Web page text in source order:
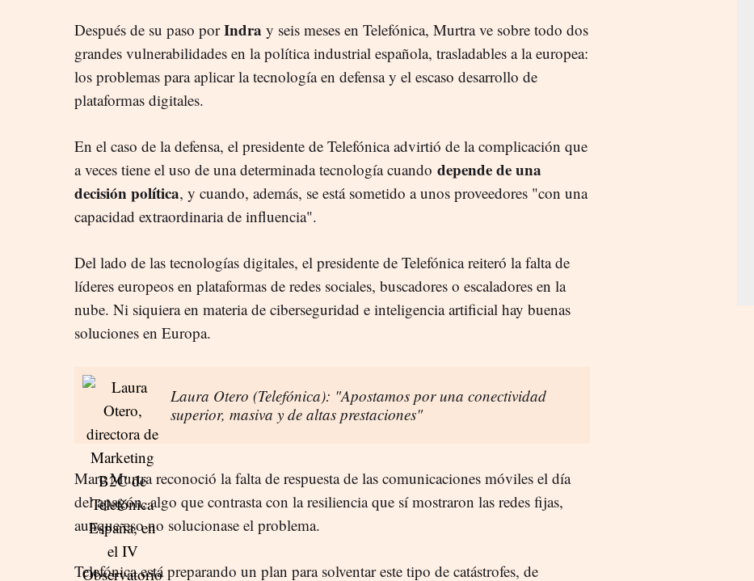
Después de su paso porIndra y seis meses en Telefónica, Murtra ve sobre todo dos
grandes vulnerabilidades en la política industrial española, trasladables a la europea:
los problemas para aplicar la tecnología en defensa y el escaso desarrollo de
plataformas digitales.
En el caso de la defensa, el presidente de Telefónica advirtió de la complicación que
a veces tiene el uso de una determinada tecnología cuando depende de una
decisión política, y cuando, además, se está sometido a unos proveedores "con una
capacidad extraordinaria de influencia".
Del lado de las tecnologías digitales, el presidente de Telefónica reiteró la falta de
líderes europeos en plataformas de redes sociales, buscadores o escaladores en la
nube. Ni siquiera en materia de ciberseguridad e inteligencia artificial hay buenas
soluciones en Europa.
Laura Otero (Telefónica): "Apostamos por una conectividad
superior, masiva y de altas prestaciones"
Marc Murtra reconoció la falta de respuesta de las comunicaciones móviles el día
del apagón, algo que contrasta con la resiliencia que sí mostraron las redes fijas,
aunque eso no solucionase el problema.
Telefónica está preparando un plan para solventar este tipo de catástrofes, de